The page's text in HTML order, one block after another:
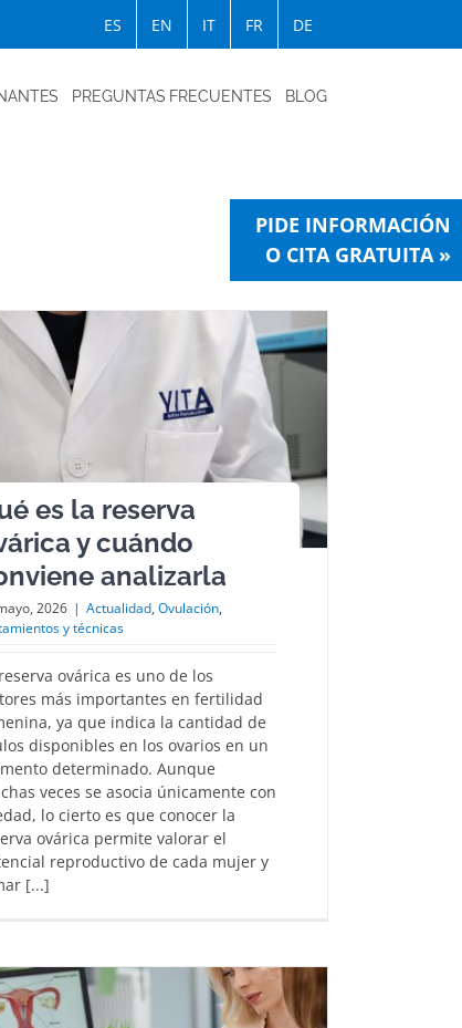
ES EN IT FR DE
PREGUNTAS FRECUENTES BLOG
PIDE INFORMACIÓN
O CITA GRATUITA »
es la reserva
y cuándo
analizarla
2026 | Actualidad, Ovulación,
y técnicas
ovárica es uno de los
más importantes en fertilidad
ya que indica la cantidad de
disponibles en los ovarios en un
determinado. Aunque
veces se asocia únicamente con
lo cierto es que conocer la
ovárica permite valorar el
reproductivo de cada mujer y
[...]